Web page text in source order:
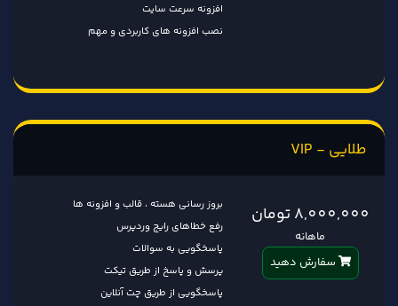
افزونه سرعت سایت
نصب افزونه های کاربردی و مهم
طلایی - VIP
بروز رسانی هسته ، قالب و افزونه ها
رفع خطاهای رایج وردپرس
پاسخگویی به سوالات
پرسش و پاسخ از طریق تیکت
پاسخگویی از طریق چت آنلاین
8,000,000 تومان
ماهانه
سفارش دهید